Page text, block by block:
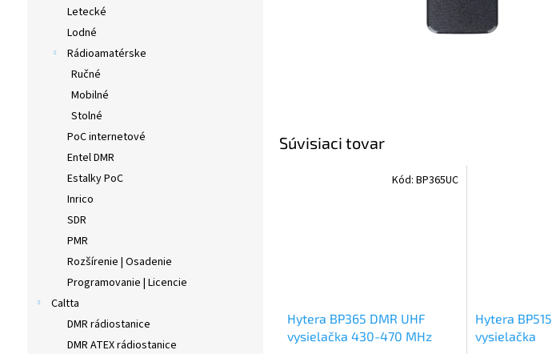
Letecké
Lodné
Rádioamatérske
Ručné
Mobilné
Stolné
PoC internetové
Entel DMR
Estalky PoC
Inrico
SDR
PMR
Rozšírenie | Osadenie
Programovanie | Licencie
Caltta
DMR rádiostanice
DMR ATEX rádiostanice
Súvisiaci tovar
Hytera BP365 DMR UHF
vysielačka 430-470 MHz
Kód:BP365UC
Hytera
vysielačka